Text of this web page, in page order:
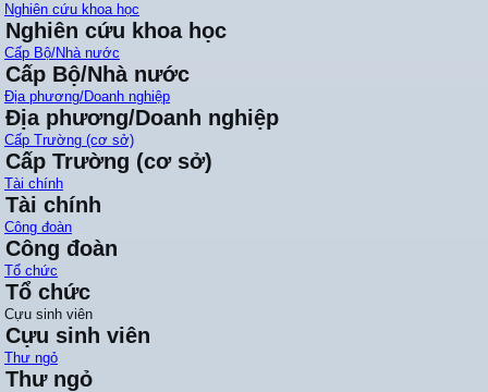
Nghiên cứu khoa học
Nghiên cứu khoa học
Cấp Bộ/Nhà nước
Cấp Bộ/Nhà nước
Địa phương/Doanh nghiệp
Địa phương/Doanh nghiệp
Cấp Trường (cơ sở)
Cấp Trường (cơ sở)
Tài chính
Tài chính
Công đoàn
Công đoàn
Tổ chức
Tổ chức
Cựu sinh viên
Cựu sinh viên
Thư ngỏ
Thư ngỏ